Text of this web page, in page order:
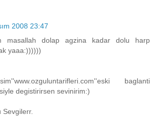
2008 23:47
masallah dolap agzina kadar dolu harp
yaaa:))))))
baglanti
degistirirsen sevinirim:)
Sevgilerr.